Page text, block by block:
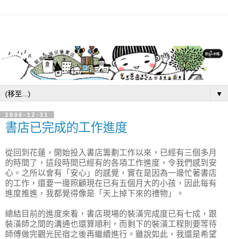
▼
2006-12-31
書店已完成的工作進度
從回到花蓮，開始投入書店籌劃工作以來，已經有三個多月
的時間了，這段時間已經有的各項工作進度，令我們感到安
心。之所以會有「安心」的感覺，實在是因為一邊忙著書店
的工作，還要一邊照顧現在已有五個月大的小孩，因此每有
進度推進，我都覺得像是「天上掉下來的禮物」。
總結目前的進度來看，書店現場的裝潢完成度已有七成，跟
裝潢師之間的溝通也還算順利，而剩下的裝潢工程則要等待
師傅做完觀光民宿之後再繼續進行。雖說如此，我還是希望